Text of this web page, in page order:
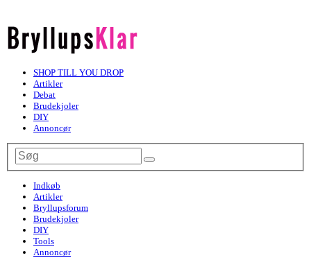
SHOP TILL YOU DROP
Artikler
Debat
Brudekjoler
DIY
Annoncør
Indkøb
Artikler
Bryllupsforum
Brudekjoler
DIY
Tools
Annoncør